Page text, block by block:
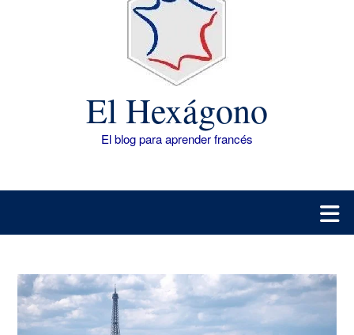
El Hexágono
El blog para aprender francés